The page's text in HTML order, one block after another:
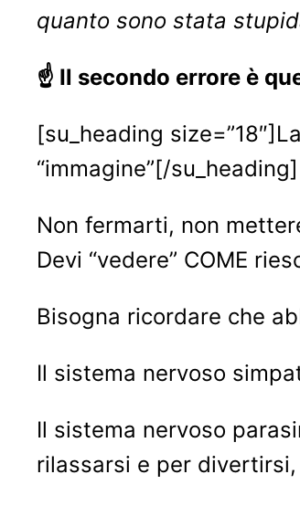
quanto sono stata
☝ Il secondo errore è
[su_heading
“immagine”[/su_heading]
Non fermarti, non
Devi “vedere” COME
Bisogna ricordare che
Il sistema nervoso
Il sistema nervoso
rilassarsi e per